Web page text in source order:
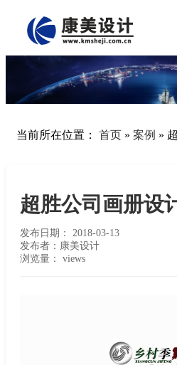
当前所在位置： 首页 » 案例 »
超胜公司画册设
发布日期： 2018-03-13
发布者：康美设计
浏览量： views